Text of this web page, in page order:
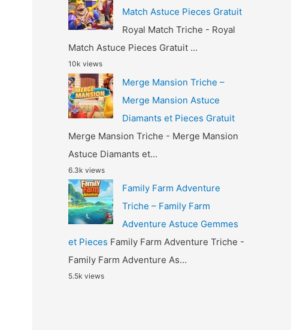
Match Astuce Pieces Gratuit
Royal Match Triche - Royal
Match Astuce Pieces Gratuit ...
10k views
Merge Mansion Triche –
Merge Mansion Astuce
Diamants et Pieces Gratuit
Merge Mansion Triche - Merge Mansion
Astuce Diamants et...
6.3k views
Family Farm Adventure
Triche – Family Farm
Adventure Astuce Gemmes
et Pieces Family Farm Adventure Triche -
Family Farm Adventure As...
5.5k views